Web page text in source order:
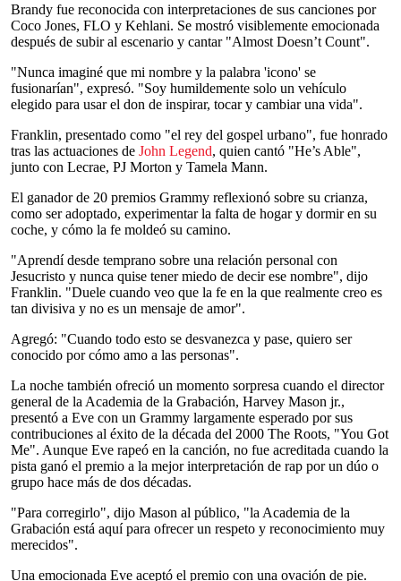
Brandy fue reconocida con interpretaciones de sus canciones por
Coco Jones, FLO y Kehlani. Se mostró visiblemente emocionada
después de subir al escenario y cantar "Almost Doesn’t Count".
"Nunca imaginé que mi nombre y la palabra 'icono' se
fusionarían", expresó. "Soy humildemente solo un vehículo
elegido para usar el don de inspirar, tocar y cambiar una vida".
Franklin, presentado como "el rey del gospel urbano", fue honrado
tras las actuaciones de John Legend, quien cantó "He’s Able",
junto con Lecrae, PJ Morton y Tamela Mann.
El ganador de 20 premios Grammy reflexionó sobre su crianza,
como ser adoptado, experimentar la falta de hogar y dormir en su
coche, y cómo la fe moldeó su camino.
"Aprendí desde temprano sobre una relación personal con
Jesucristo y nunca quise tener miedo de decir ese nombre", dijo
Franklin. "Duele cuando veo que la fe en la que realmente creo es
tan divisiva y no es un mensaje de amor".
Agregó: "Cuando todo esto se desvanezca y pase, quiero ser
conocido por cómo amo a las personas".
La noche también ofreció un momento sorpresa cuando el director
general de la Academia de la Grabación, Harvey Mason jr.,
presentó a Eve con un Grammy largamente esperado por sus
contribuciones al éxito de la década del 2000 The Roots, "You Got
Me". Aunque Eve rapeó en la canción, no fue acreditada cuando la
pista ganó el premio a la mejor interpretación de rap por un dúo o
grupo hace más de dos décadas.
"Para corregirlo", dijo Mason al público, "la Academia de la
Grabación está aquí para ofrecer un respeto y reconocimiento muy
merecidos".
Una emocionada Eve aceptó el premio con una ovación de pie.